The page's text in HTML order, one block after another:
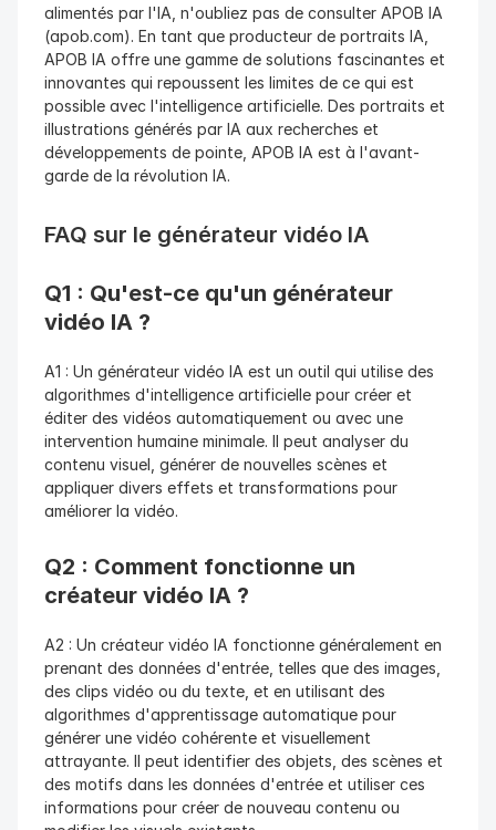
alimentés par l'IA, n'oubliez pas de consulter APOB IA
(apob.com). En tant que producteur de portraits IA,
APOB IA offre une gamme de solutions fascinantes et
innovantes qui repoussent les limites de ce qui est
possible avec l'intelligence artificielle. Des portraits et
illustrations générés par IA aux recherches et
développements de pointe, APOB IA est à l'avant-
garde de la révolution IA.
FAQ sur le générateur vidéo IA
Q1 : Qu'est-ce qu'un générateur
vidéo IA ?
A1 : Un générateur vidéo IA est un outil qui utilise des
algorithmes d'intelligence artificielle pour créer et
éditer des vidéos automatiquement ou avec une
intervention humaine minimale. Il peut analyser du
contenu visuel, générer de nouvelles scènes et
appliquer divers effets et transformations pour
améliorer la vidéo.
Q2 : Comment fonctionne un
créateur vidéo IA ?
A2 : Un créateur vidéo IA fonctionne généralement en
prenant des données d'entrée, telles que des images,
des clips vidéo ou du texte, et en utilisant des
algorithmes d'apprentissage automatique pour
générer une vidéo cohérente et visuellement
attrayante. Il peut identifier des objets, des scènes et
des motifs dans les données d'entrée et utiliser ces
informations pour créer de nouveau contenu ou